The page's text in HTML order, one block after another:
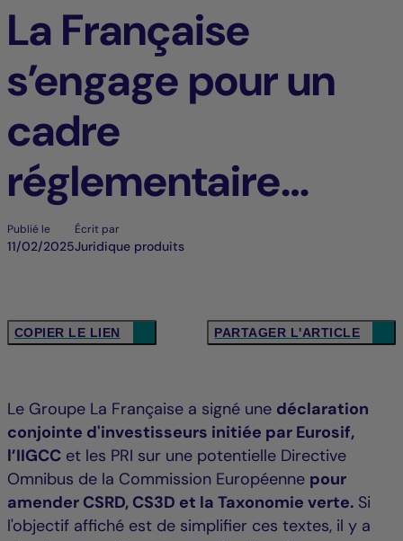
La Française
s’engage pour un
cadre
réglementaire
stable et prévisible
Publié le
11/02/2025
Écrit par
Juridique produits
COPIER LE LIEN PARTAGER L'ARTICLE
Le Groupe La Française a signé une déclaration
conjointe d'investisseurs initiée par Eurosif,
l’IIGCC et les PRI sur une potentielle Directive
Omnibus de la Commission Européenne pour
amender CSRD, CS3D et la Taxonomie verte. Si
l'objectif affiché est de simplifier ces textes, il y a